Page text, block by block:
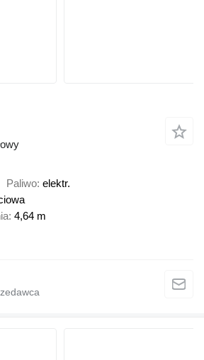
Paliwo elektr.
4,64 m